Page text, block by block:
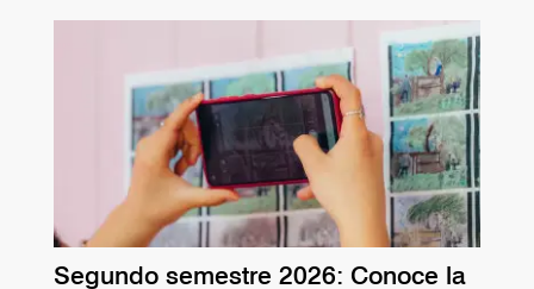
Segundo semestre 2026: Conoce la